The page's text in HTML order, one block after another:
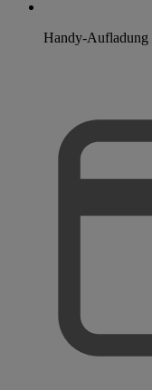
Handy-Aufladung